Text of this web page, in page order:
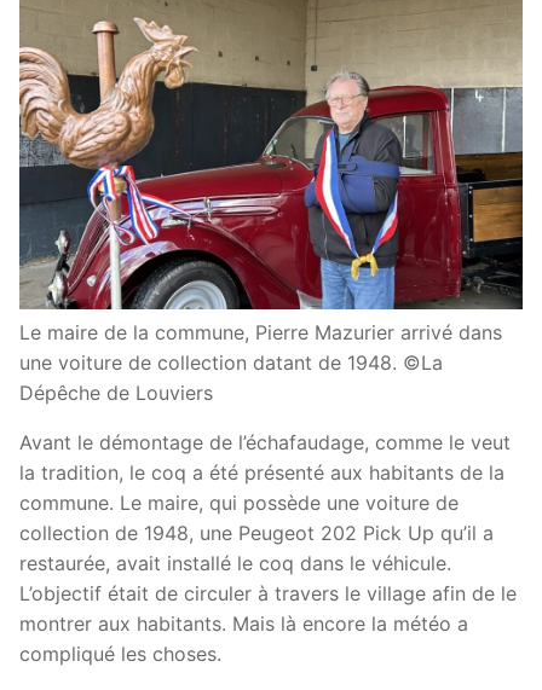
Le maire de la commune, Pierre Mazurier arrivé dans
une voiture de collection datant de 1948. ©La
Dépêche de Louviers
Avant le démontage de l’échafaudage, comme le veut
la tradition, le coq a été présenté aux habitants de la
commune. Le maire, qui possède une voiture de
collection de 1948, une Peugeot 202 Pick Up qu’il a
restaurée, avait installé le coq dans le véhicule.
L’objectif était de circuler à travers le village afin de le
montrer aux habitants. Mais là encore la météo a
compliqué les choses.